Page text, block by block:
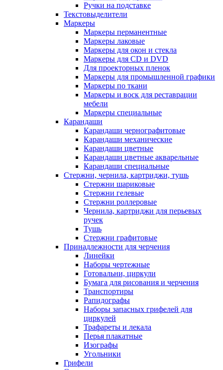
Ручки на подставке
Текстовыделители
Маркеры
Маркеры перманентные
Маркеры лаковые
Маркеры для окон и стекла
Маркеры для CD и DVD
Для проекторных пленок
Маркеры для промышленной графики
Маркеры по ткани
Маркеры и воск для реставрации
мебели
Маркеры специальные
Карандаши
Карандаши чернографитовые
Карандаши механические
Карандаши цветные
Карандаши цветные акварельные
Карандаши специальные
Стержни, чернила, картриджи, тушь
Стержни шариковые
Стержни гелевые
Стержни роллеровые
Чернила, картриджи для перьевых
ручек
Тушь
Стержни графитовые
Принадлежности для черчения
Линейки
Наборы чертежные
Готовальни, циркули
Бумага для рисования и черчения
Транспортиры
Рапидографы
Наборы запасных грифелей для
циркулей
Трафареты и лекала
Перья плакатные
Изографы
Угольники
Грифели